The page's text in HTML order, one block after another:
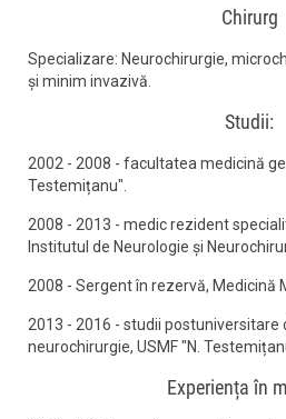
Chirurg
Specializare: Neurochirurgie,
și minim invazivă.
Studii:
2002 - 2008 - facultatea medicină
Testemițanu".
2008 - 2013 - medic rezident
Institutul de Neurologie și
2008 - Sergent în rezervă, Medicină
2013 - 2016 - studii postuniversitare
neurochirurgie, USMF "N.
Experiența în